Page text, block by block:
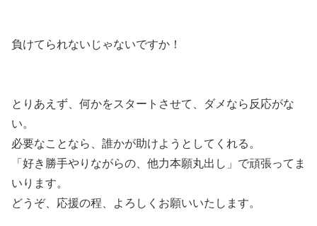
負けてられないじゃないですか！
とりあえず、何かをスタートさせて、ダメなら反応がな
い。
必要なことなら、誰かが助けようとしてくれる。
「好き勝手やりながらの、他力本願丸出し」で頑張ってま
いります。
どうぞ、応援の程、よろしくお願いいたします。